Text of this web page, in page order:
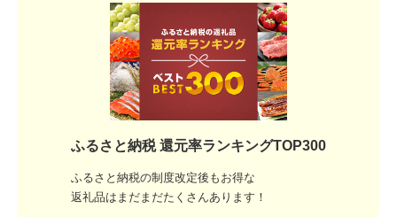
ふるさと納税 還元率ランキングTOP300
ふるさと納税の制度改定後もお得な
返礼品はまだまだたくさんあります！